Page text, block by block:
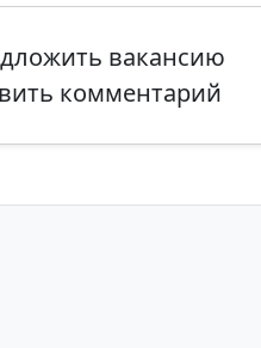
вакансию
комментарий